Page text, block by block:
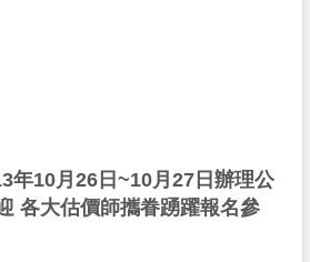
年10月26日~10月27日辦理公
各大估價師攜眷踴躍報名參